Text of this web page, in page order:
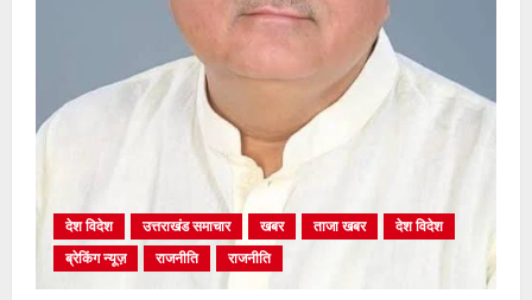
देश विदेश उत्तराखंड समाचार खबर ताजा खबर
देश विदेश
ब्रेकिंग न्यूज़
राजनीति राजनीति